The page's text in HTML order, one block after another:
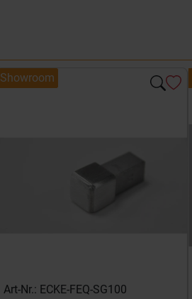
Showroom
Art-Nr.: ECKE-FEQ-SG100